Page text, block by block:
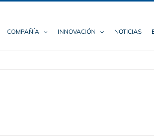
COMPAÑÍA INNOVACIÓN NOTICIAS